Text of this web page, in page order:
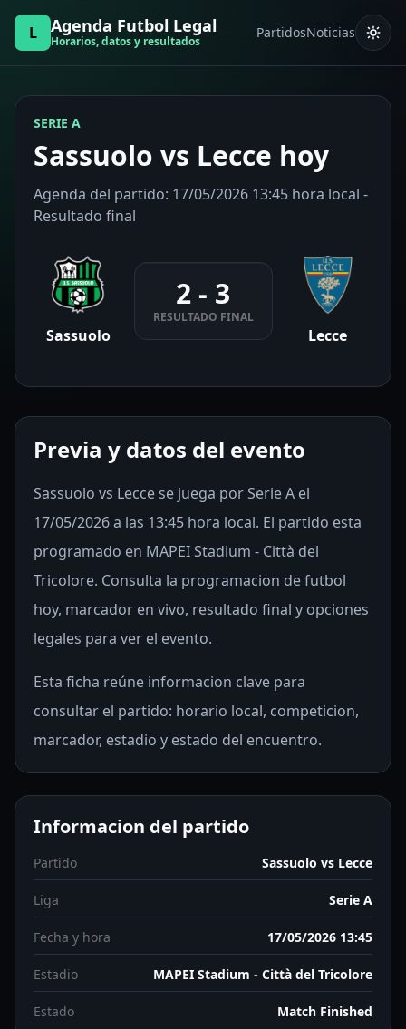
L Agenda Futbol Legal
Horarios, datos y resultados
PartidosNoticias
SERIE A
Sassuolo vs Lecce hoy
Agenda del partido: 17/05/2026 13:45 hora local -
Resultado final
Sassuolo
2 - 3
RESULTADO FINAL
Lecce
Previa y datos del evento
Sassuolo vs Lecce se juega por Serie A el
17/05/2026 a las 13:45 hora local. El partido esta
programado en MAPEI Stadium - Città del
Tricolore. Consulta la programacion de futbol
hoy, marcador en vivo, resultado final y opciones
legales para ver el evento.
Esta ficha reúne informacion clave para
consultar el partido: horario local, competicion,
marcador, estadio y estado del encuentro.
Informacion del partido
Partido Sassuolo vs Lecce
Liga Serie A
Fecha y hora 17/05/2026 13:45
Estadio MAPEI Stadium - Città del Tricolore
Estado Match Finished